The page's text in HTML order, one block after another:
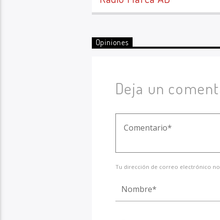
Opiniones
Deja un
Tu dirección de correo electrónico no